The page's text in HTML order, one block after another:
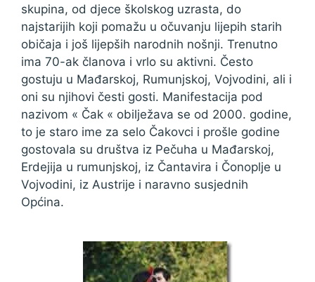
skupina, od djece školskog uzrasta, do
najstarijih koji pomažu u očuvanju lijepih starih
običaja i još lijepših narodnih nošnji. Trenutno
ima 70-ak članova i vrlo su aktivni. Često
gostuju u Mađarskoj, Rumunjskoj, Vojvodini, ali i
oni su njihovi česti gosti. Manifestacija pod
nazivom « Čak « obilježava se od 2000. godine,
to je staro ime za selo Čakovci i prošle godine
gostovala su društva iz Pečuha u Mađarskoj,
Erdejija u rumunjskoj, iz Čantavira i Čonoplje u
Vojvodini, iz Austrije i naravno susjednih
Općina.